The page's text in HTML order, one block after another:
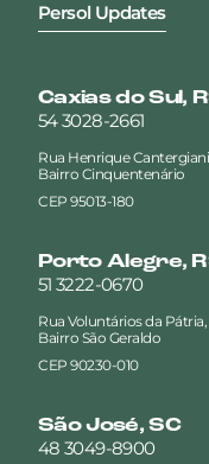
Persol Updates
Caxias do Sul,
54 3028-2661
Rua Henrique Cantergiani,
Bairro Cinquentenário
CEP 95013-180
Porto Alegre,
51 3222-0670
Rua Voluntários da Pátria,
Bairro São Geraldo
CEP 90230-010
São José, SC
48 3049-8900